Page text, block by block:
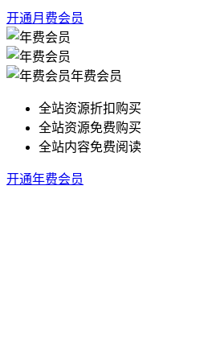
开通月费会员
年费会员
全站资源折扣购买
全站资源免费购买
全站内容免费阅读
开通年费会员